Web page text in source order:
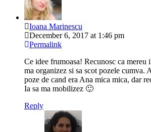
Ioana Marinescu
December 6, 2017 at 1:46 pm
Permalink
Ce idee frumoasa! Recunosc ca mereu
ma organizez si sa scot pozele cumva.
poze de cand era Ana mica mica, dar
Ia sa ma mobilizez 🙂
Reply